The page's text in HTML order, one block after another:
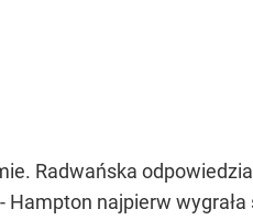
Radwańska
najpierw wygrała